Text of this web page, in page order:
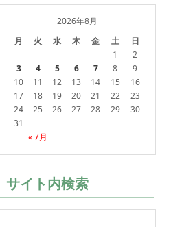
2026年8月
月
火 水 木 金 土 日
« 7月
1
2
3
4 5 6 7 8
9
10
11 12 13 14 15
16
17
18 19 20 21 22
23
24
25 26 27 28 29
30
31
サイト内検索